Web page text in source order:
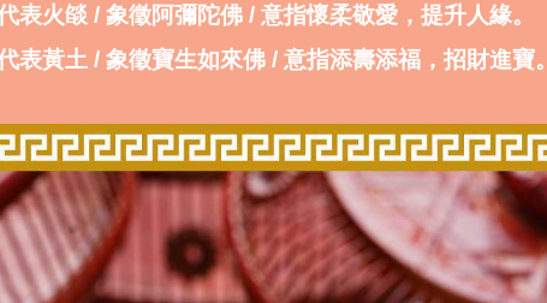
表火燄 / 象徵阿彌陀佛 / 意指懷柔敬愛，提升人緣。
表黃土 / 象徵寶生如來佛 / 意指添壽添福，招財進寶。